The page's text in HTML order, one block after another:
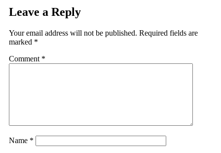
Leave a Reply
Your email address will not be published. Required fields are
marked *
Comment *
Name *